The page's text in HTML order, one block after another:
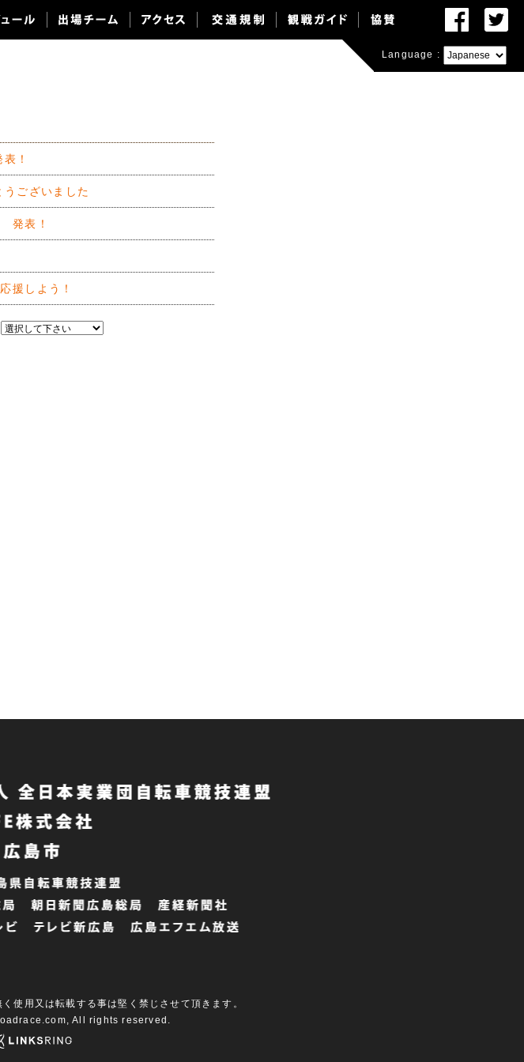
Language :
！
ございました
発表！
援しよう！
く使用又は転載する事は堅く禁じさせて頂きます。
All rights reserved.